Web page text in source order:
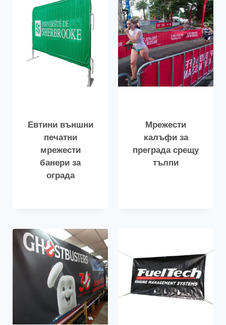
Евтини външни
печатни
мрежести
банери за
ограда
Мрежести
калъфи за
преграда срещу
тълпи